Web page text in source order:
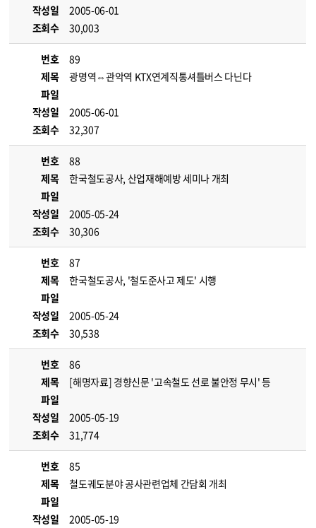
작성일
2005-06-01
조회수
30,003
번호
89
제목
광명역⇔관악역 KTX연계직통셔틀버스 다닌다
파일
작성일
2005-06-01
조회수
32,307
번호
88
제목
한국철도공사, 산업재해예방 세미나 개최
파일
작성일
2005-05-24
조회수
30,306
번호
87
제목
한국철도공사, '철도준사고 제도' 시행
파일
작성일
2005-05-24
조회수
30,538
번호
86
제목
[해명자료] 경향신문 '고속철도 선로 불안정 무시' 등
파일
작성일
2005-05-19
조회수
31,774
번호
85
제목
철도궤도분야 공사관련업체 간담회 개최
파일
작성일
2005-05-19